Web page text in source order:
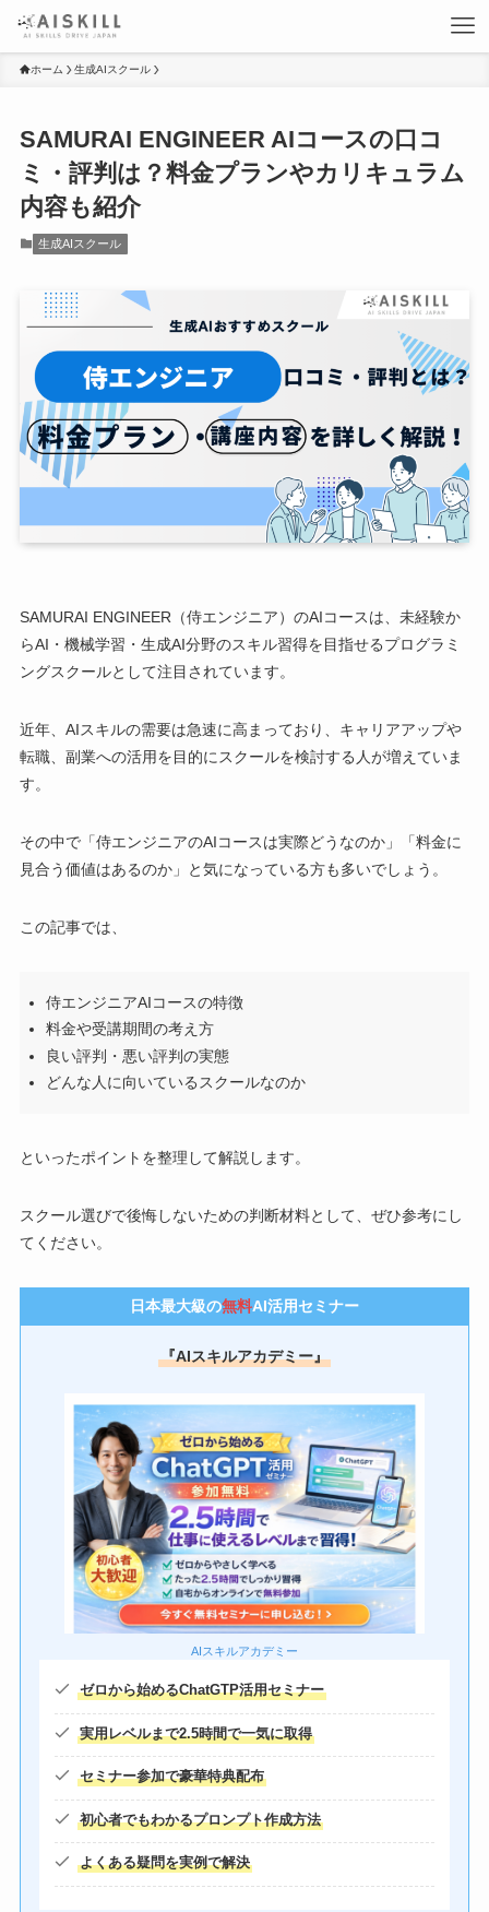
ホーム 生成AIスクール
SAMURAI ENGINEER AIコースの口コ
ミ・評判は？料金プランやカリキュラム
内容も紹介
生成AIスクール
SAMURAI ENGINEER（侍エンジニア）のAIコースは、未経験か
らAI・機械学習・生成AI分野のスキル習得を目指せるプログラミ
ングスクールとして注目されています。
近年、AIスキルの需要は急速に高まっており、キャリアアップや
転職、副業への活用を目的にスクールを検討する人が増えていま
す。
その中で「侍エンジニアのAIコースは実際どうなのか」「料金に
見合う価値はあるのか」と気になっている方も多いでしょう。
この記事では、
侍エンジニアAIコースの特徴
料金や受講期間の考え方
良い評判・悪い評判の実態
どんな人に向いているスクールなのか
といったポイントを整理して解説します。
スクール選びで後悔しないための判断材料として、ぜひ参考にし
てください。
日本最大級の無料AI活用セミナー
『AIスキルアカデミー』
AIスキルアカデミー
ゼロから始めるChatGTP活用セミナー
実用レベルまで2.5時間で一気に取得
セミナー参加で豪華特典配布
初心者でもわかるプロンプト作成方法
よくある疑問を実例で解決